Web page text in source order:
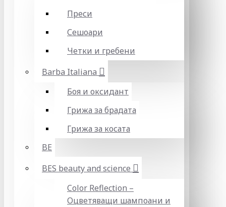
Преси
Сешоари
Четки и гребени
Barba Italiana
Боя и оксидант
Грижа за брадата
Грижа за косата
BE
BES beauty and science
Color Reflection –
Оцветяващи шампоани и